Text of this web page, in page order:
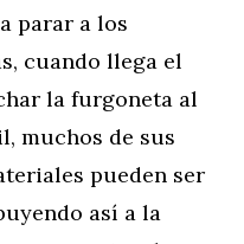
parar a los
cuando llega el
la furgoneta al
muchos de sus
pueden ser
así a la